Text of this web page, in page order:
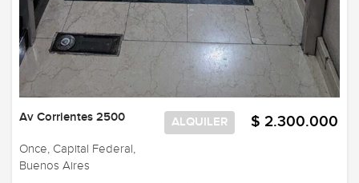
$ 2.300.000
ALQUILER
Av Corrientes 2500
Once, Capital Federal,
Buenos Aires